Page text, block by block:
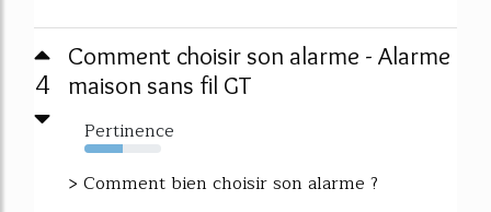
4
Comment choisir son alarme - Alarme
maison sans fil GT
Pertinence
50%
> Comment bien choisir son alarme ?